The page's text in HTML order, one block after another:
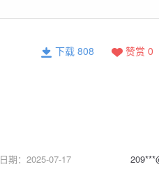
赞赏 0
下载 808
期：2025-07-17